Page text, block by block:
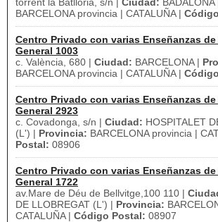
BARCELONA provincia | CATALUÑA |
Centro Privado con varias Enseñanzas de
General 1003
c. València, 680 | Ciudad: BARCELONA |
BARCELONA provincia | CATALUÑA |
Centro Privado con varias Enseñanzas de
General 2923
c. Covadonga, s/n | Ciudad: HOSPITALET
(L') | Provincia: BARCELONA provincia |
Postal: 08906
Centro Privado con varias Enseñanzas de
General 1722
av.Mare de Déu de Bellvitge,100 110 |
DE LLOBREGAT (L') | Provincia:
CATALUÑA | Código Postal: 08907